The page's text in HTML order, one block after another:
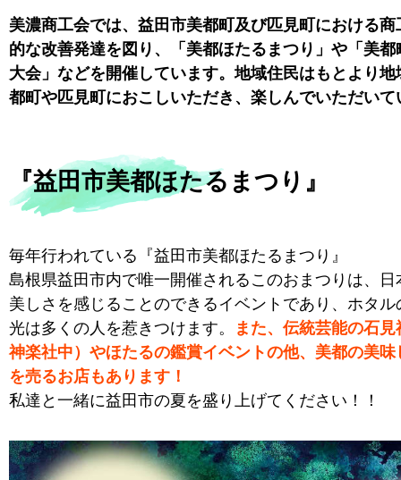
美濃商工会では、益田市美都町及び匹見町における商
的な改善発達を図り、「美都ほたるまつり」や「美都
大会」などを開催しています。地域住民はもとより地
都町や匹見町におこしいただき、楽しんでいただいて
『益田市美都ほたるまつり』
毎年行われている『益田市美都ほたるまつり』
島根県益田市内で唯一開催されるこのおまつりは、日
美しさを感じることのできるイベントであり、ホタル
光は多くの人を惹きつけます。
また、伝統芸能の石
神楽社中）やほたるの鑑賞イベントの他、美都の美味
を売るお店もあります！
私達と一緒に益田市の夏を盛り上げてください！！